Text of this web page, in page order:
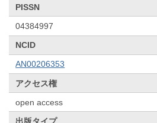
PISSN
04384997
NCID
AN00206353
アクセス権
open access